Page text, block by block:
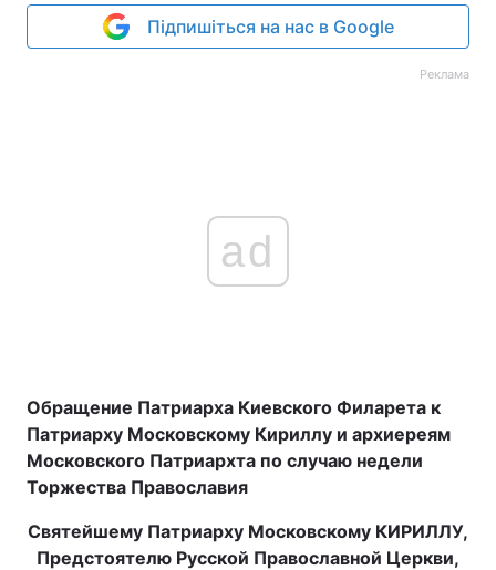
Підпишіться на нас в Google
Реклама
ad
Обращение Патриарха Киевского Филарета к
Патриарху Московскому Кириллу и архиереям
Московского Патриархта по случаю недели
Торжества Православия
Святейшему Патриарху Московскому КИРИЛЛУ,
Предстоятелю Русской Православной Церкви,